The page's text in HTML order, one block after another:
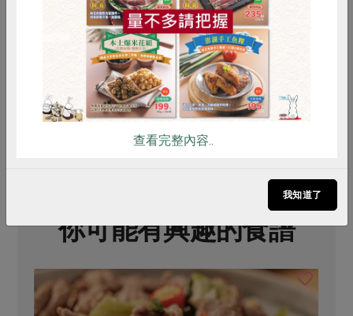
380±10公克
全素 冷藏
$52
你可能有興趣的食譜
雞蛋 食安 共同購買
查看完整內容..
我知道了